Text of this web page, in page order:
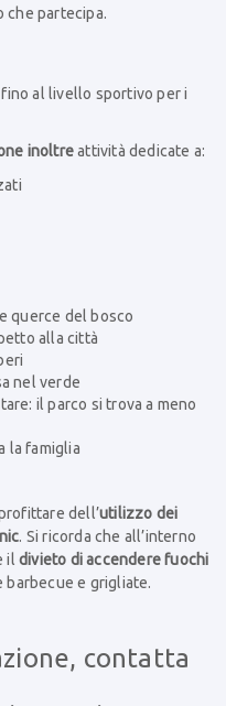
che partecipa.
al livello sportivo per i
inoltreattività dedicate a:
querce del bosco
alla città
nel verde
il parco si trova a meno
la famiglia
dell’utilizzo dei
. Si ricorda che all’interno
il divieto di accendere fuochi
barbecue e grigliate.
contatta